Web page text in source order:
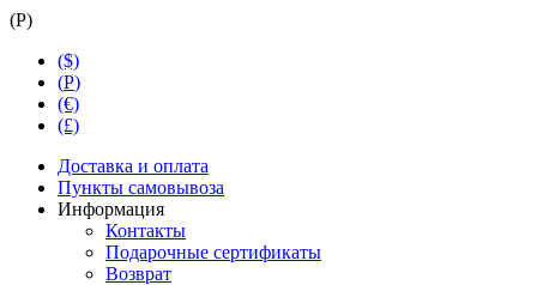
(Р)
($)
(Р)
(€)
(£)
Доставка и оплата
Пункты самовывоза
Информация
Контакты
Подарочные сертификаты
Возврат